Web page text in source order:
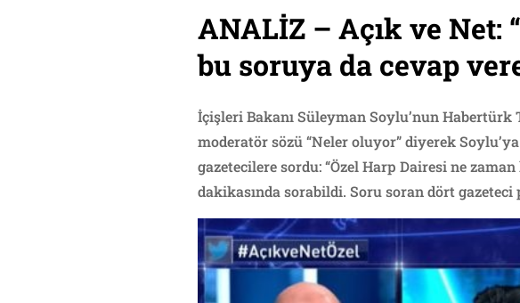
ANALİZ – Açık ve Net:
bu soruya da cevap
İçişleri Bakanı Süleyman Soylu’nun Habertürk
moderatör sözü “Neler oluyor” diyerek
gazetecilere sordu: “Özel Harp Dairesi ne
dakikasında sorabildi. Soru soran dört